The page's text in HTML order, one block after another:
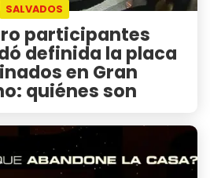
SALVADOS
participantes
definida la placa
en Gran
quiénes son